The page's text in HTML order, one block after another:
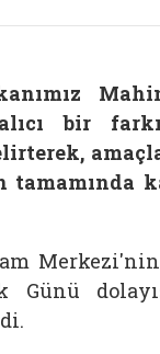
bir
Merkezi'nin
Günü